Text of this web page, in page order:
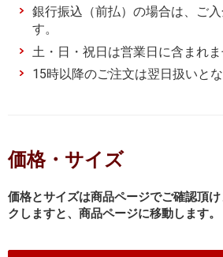
銀行振込（前払）の場合は、ご
す。
土・日・祝日は営業日に含まれま
15時以降のご注文は翌日扱いとな
価格・サイズ
価格とサイズは商品ページでご確認頂
クしますと、商品ページに移動します。